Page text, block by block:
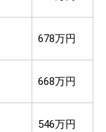
678万円
668万円
546万円